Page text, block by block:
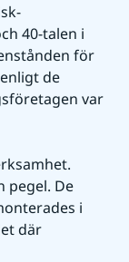
40-talen i
för
de
var
pegel. De
i
där